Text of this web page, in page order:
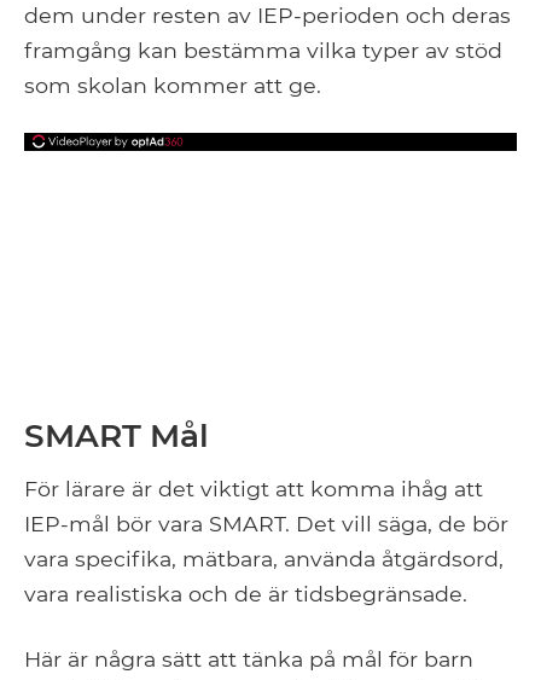
dem under resten av IEP-perioden och deras
framgång kan bestämma vilka typer av stöd
som skolan kommer att ge.
SMART Mål
För lärare är det viktigt att komma ihåg att
IEP-mål bör vara SMART. Det vill säga, de bör
vara specifika, mätbara, använda åtgärdsord,
vara realistiska och de är tidsbegränsade.
Här är några sätt att tänka på mål för barn